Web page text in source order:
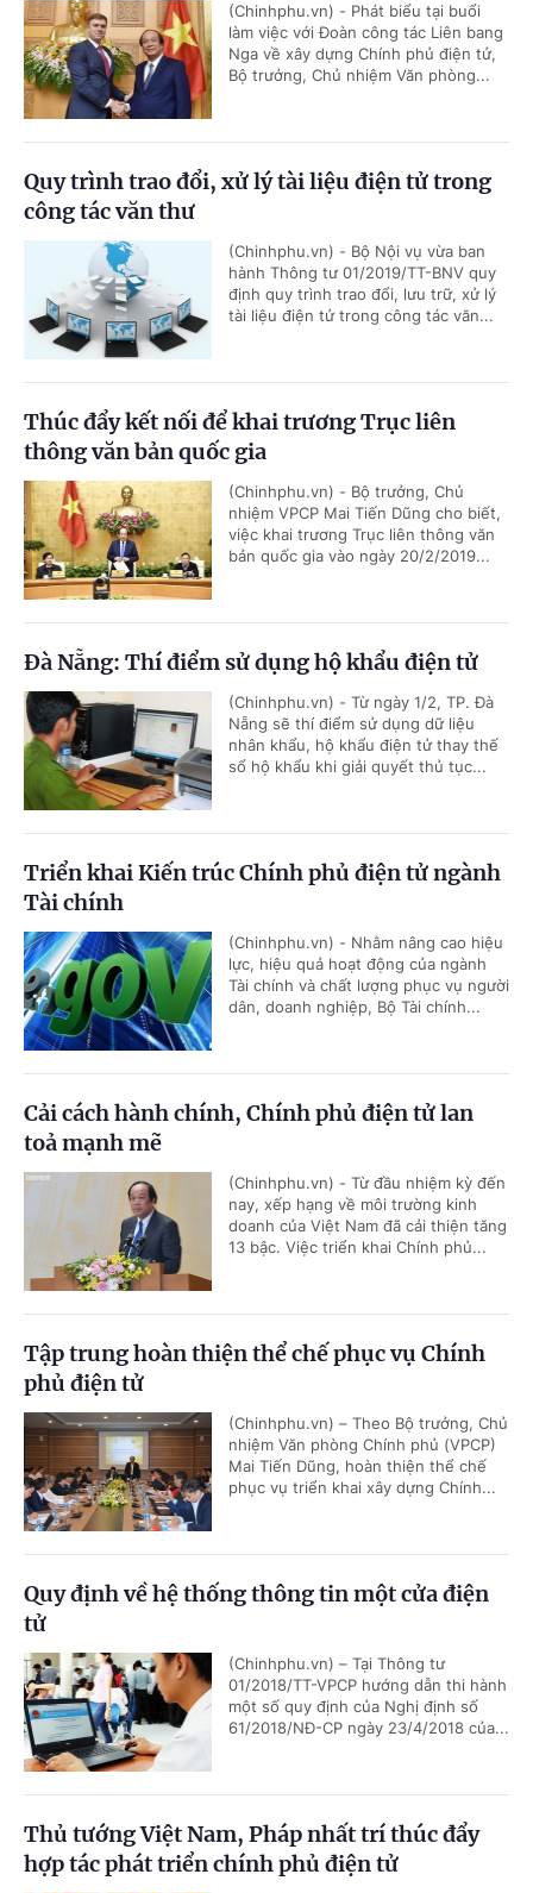
(Chinhphu.vn) - Phát biểu tại buổi
làm việc với Đoàn công tác Liên bang
Nga về xây dựng Chính phủ điện tử,
Bộ trưởng, Chủ nhiệm Văn phòng...
Quy trình trao đổi, xử lý tài liệu điện tử trong
công tác văn thư
(Chinhphu.vn) - Bộ Nội vụ vừa ban
hành Thông tư 01/2019/TT-BNV quy
định quy trình trao đổi, lưu trữ, xử lý
tài liệu điện tử trong công tác văn...
Thúc đẩy kết nối để khai trương Trục liên
thông văn bản quốc gia
(Chinhphu.vn) - Bộ trưởng, Chủ
nhiệm VPCP Mai Tiến Dũng cho biết,
việc khai trương Trục liên thông văn
bản quốc gia vào ngày 20/2/2019...
Đà Nẵng: Thí điểm sử dụng hộ khẩu điện tử
(Chinhphu.vn) - Từ ngày 1/2, TP. Đà
Nẵng sẽ thí điểm sử dụng dữ liệu
nhân khẩu, hộ khẩu điện tử thay thế
sổ hộ khẩu khi giải quyết thủ tục...
Triển khai Kiến trúc Chính phủ điện tử ngành
Tài chính
(Chinhphu.vn) - Nhằm nâng cao hiệu
lực, hiệu quả hoạt động của ngành
Tài chính và chất lượng phục vụ người
dân, doanh nghiệp, Bộ Tài chính...
Cải cách hành chính, Chính phủ điện tử lan
toả mạnh mẽ
(Chinhphu.vn) - Từ đầu nhiệm kỳ đến
nay, xếp hạng về môi trường kinh
doanh của Việt Nam đã cải thiện tăng
13 bậc. Việc triển khai Chính phủ...
Tập trung hoàn thiện thể chế phục vụ Chính
phủ điện tử
(Chinhphu.vn) – Theo Bộ trưởng, Chủ
nhiệm Văn phòng Chính phủ (VPCP)
Mai Tiến Dũng, hoàn thiện thể chế
phục vụ triển khai xây dựng Chính...
Quy định về hệ thống thông tin một cửa điện
tử
(Chinhphu.vn) – Tại Thông tư
01/2018/TT-VPCP hướng dẫn thi hành
một số quy định của Nghị định số
61/2018/NĐ-CP ngày 23/4/2018 của...
Thủ tướng Việt Nam, Pháp nhất trí thúc đẩy
hợp tác phát triển chính phủ điện tử